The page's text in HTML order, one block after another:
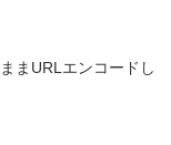
まURLエンコードし